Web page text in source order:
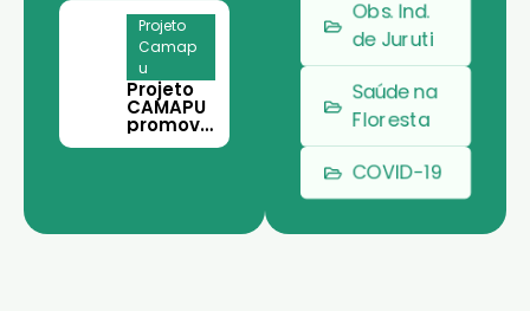
Mudança
Planeja
mento
Estratégi
co em
Juruti
Projeto
Camap
u
Projeto
CAMAPU
promove
curso de
ades
Obs. Ind.
de Juruti
Saúde na
Floresta
COVID-19